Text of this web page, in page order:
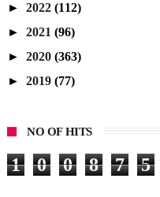
► 2022 (112)
► 2021 (96)
► 2020 (363)
► 2019 (77)
NO OF HITS
1 0 0 8 7 5